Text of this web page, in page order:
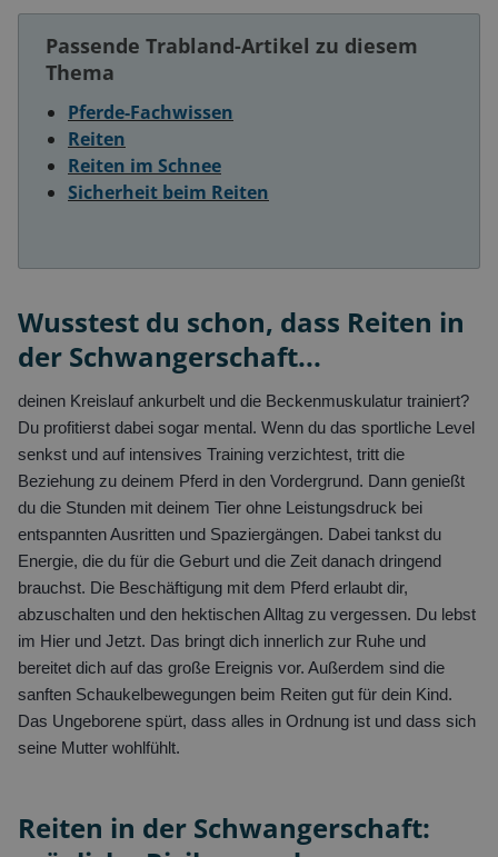
Passende Trabland-Artikel zu diesem
Thema
Pferde-Fachwissen
Reiten
Reiten im Schnee
Sicherheit beim Reiten
Wusstest du schon, dass Reiten in
der Schwangerschaft...
deinen Kreislauf ankurbelt und die Beckenmuskulatur trainiert?
Du profitierst dabei sogar mental. Wenn du das sportliche Level
senkst und auf intensives Training verzichtest, tritt die
Beziehung zu deinem Pferd in den Vordergrund. Dann genießt
du die Stunden mit deinem Tier ohne Leistungsdruck bei
entspannten Ausritten und Spaziergängen. Dabei tankst du
Energie, die du für die Geburt und die Zeit danach dringend
brauchst. Die Beschäftigung mit dem Pferd erlaubt dir,
abzuschalten und den hektischen Alltag zu vergessen. Du lebst
im Hier und Jetzt. Das bringt dich innerlich zur Ruhe und
bereitet dich auf das große Ereignis vor. Außerdem sind die
sanften Schaukelbewegungen beim Reiten gut für dein Kind.
Das Ungeborene spürt, dass alles in Ordnung ist und dass sich
seine Mutter wohlfühlt.
Reiten in der Schwangerschaft: